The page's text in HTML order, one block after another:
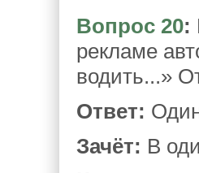
Вопрос 20:
рекламе
водить...»
Ответ:
Зачёт: В